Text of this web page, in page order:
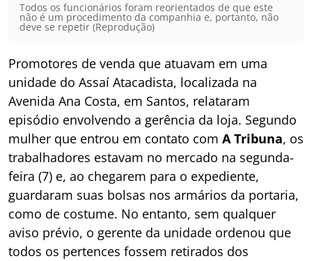
Todos os funcionários foram reorientados de que este
não é um procedimento da companhia e, portanto, não
deve se repetir (Reprodução)
Promotores de venda que atuavam em uma
unidade do Assaí Atacadista, localizada na
Avenida Ana Costa, em Santos, relataram
episódio envolvendo a gerência da loja. Segundo
mulher que entrou em contato com A Tribuna, os
trabalhadores estavam no mercado na segunda-
feira (7) e, ao chegarem para o expediente,
guardaram suas bolsas nos armários da portaria,
como de costume. No entanto, sem qualquer
aviso prévio, o gerente da unidade ordenou que
todos os pertences fossem retirados dos